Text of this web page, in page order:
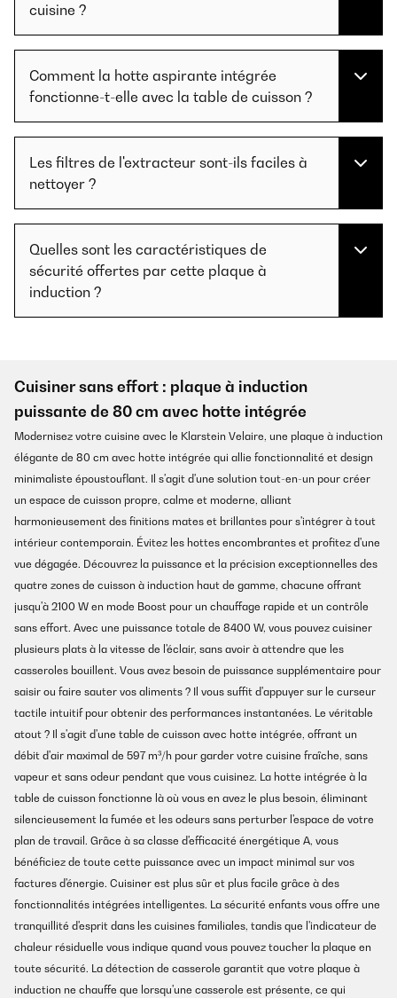
cuisine ?
Comment la hotte aspirante intégrée
fonctionne-t-elle avec la table de cuisson ?
Les filtres de l'extracteur sont-ils faciles à
nettoyer ?
Quelles sont les caractéristiques de
sécurité offertes par cette plaque à
induction ?
Cuisiner sans effort : plaque à induction
puissante de 80 cm avec hotte intégrée
Modernisez votre cuisine avec le Klarstein Velaire, une plaque à induction
élégante de 80 cm avec hotte intégrée qui allie fonctionnalité et design
minimaliste époustouflant. Il s'agit d'une solution tout-en-un pour créer
un espace de cuisson propre, calme et moderne, alliant
harmonieusement des finitions mates et brillantes pour s'intégrer à tout
intérieur contemporain. Évitez les hottes encombrantes et profitez d'une
vue dégagée. Découvrez la puissance et la précision exceptionnelles des
quatre zones de cuisson à induction haut de gamme, chacune offrant
jusqu'à 2100 W en mode Boost pour un chauffage rapide et un contrôle
sans effort. Avec une puissance totale de 8400 W, vous pouvez cuisiner
plusieurs plats à la vitesse de l'éclair, sans avoir à attendre que les
casseroles bouillent. Vous avez besoin de puissance supplémentaire pour
saisir ou faire sauter vos aliments ? Il vous suffit d'appuyer sur le curseur
tactile intuitif pour obtenir des performances instantanées. Le véritable
atout ? Il s'agit d'une table de cuisson avec hotte intégrée, offrant un
débit d'air maximal de 597 m³/h pour garder votre cuisine fraîche, sans
vapeur et sans odeur pendant que vous cuisinez. La hotte intégrée à la
table de cuisson fonctionne là où vous en avez le plus besoin, éliminant
silencieusement la fumée et les odeurs sans perturber l'espace de votre
plan de travail. Grâce à sa classe d'efficacité énergétique A, vous
bénéficiez de toute cette puissance avec un impact minimal sur vos
factures d'énergie. Cuisiner est plus sûr et plus facile grâce à des
fonctionnalités intégrées intelligentes. La sécurité enfants vous offre une
tranquillité d'esprit dans les cuisines familiales, tandis que l'indicateur de
chaleur résiduelle vous indique quand vous pouvez toucher la plaque en
toute sécurité. La détection de casserole garantit que votre plaque à
induction ne chauffe que lorsqu'une casserole est présente, ce qui